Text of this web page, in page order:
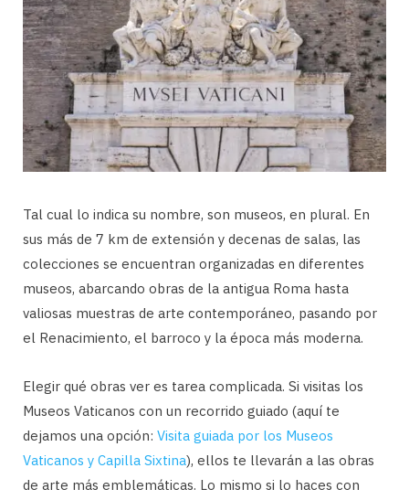
Tal cual lo indica su nombre, son museos, en plural. En
sus más de 7 km de extensión y decenas de salas, las
colecciones se encuentran organizadas en diferentes
museos, abarcando obras de la antigua Roma hasta
valiosas muestras de arte contemporáneo, pasando por
el Renacimiento, el barroco y la época más moderna.
Elegir qué obras ver es tarea complicada. Si visitas los
Museos Vaticanos con un recorrido guiado (aquí te
dejamos una opción: Visita guiada por los Museos
Vaticanos y Capilla Sixtina), ellos te llevarán a las obras
de arte más emblemáticas. Lo mismo si lo haces con